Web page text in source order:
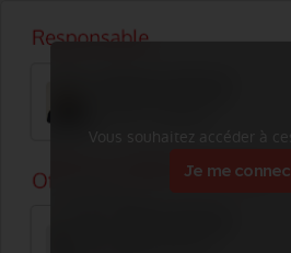
Vous souhaitez accéder à
Je me